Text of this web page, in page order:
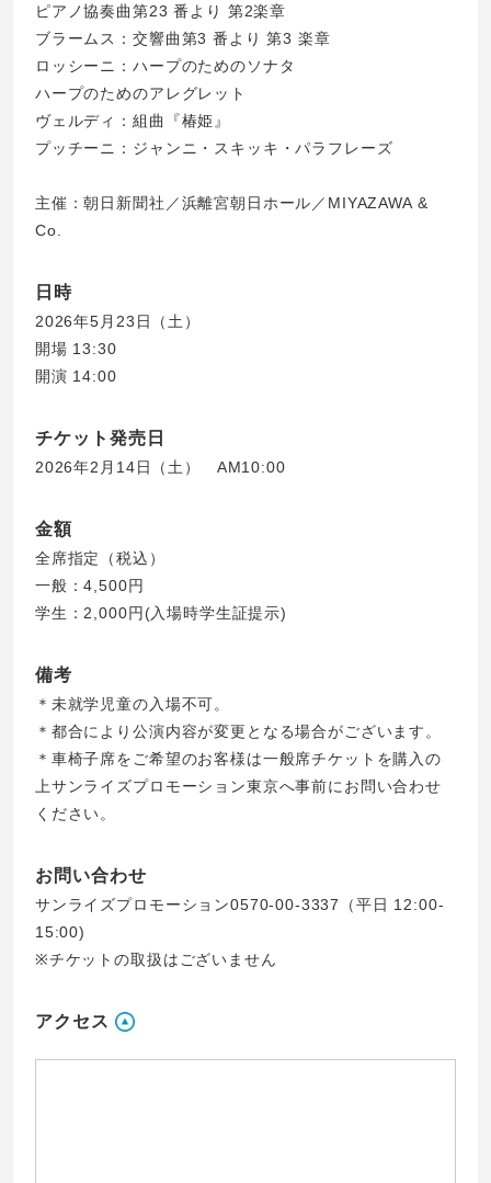
ピアノ協奏曲第23 番より 第2楽章
ブラームス：交響曲第3 番より 第3 楽章
ロッシーニ：ハープのためのソナタ
ハープのためのアレグレット
ヴェルディ：組曲『椿姫』
プッチーニ：ジャンニ・スキッキ・パラフレーズ
主催：朝日新聞社／浜離宮朝日ホール／MIYAZAWA &
Co.
日時
2026年5月23日（土）
開場 13:30
開演 14:00
チケット発売日
2026年2月14日（土） AM10:00
金額
全席指定（税込）
一般：4,500円
学生：2,000円(入場時学生証提示)
備考
＊未就学児童の入場不可。
＊都合により公演内容が変更となる場合がございます。
＊車椅子席をご希望のお客様は一般席チケットを購入の
上サンライズプロモーション東京へ事前にお問い合わせ
ください。
お問い合わせ
サンライズプロモーション0570-00-3337（平日 12:00-
15:00)
※チケットの取扱はございません
アクセス